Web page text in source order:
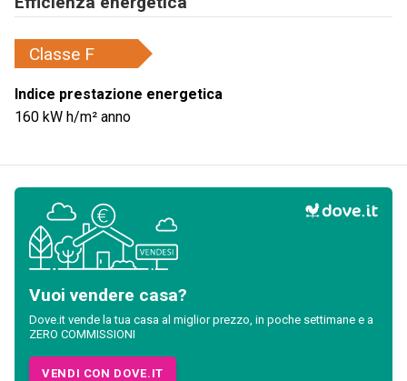
Classe F
Indice prestazione energetica
160 kW h/m² anno
Vuoi vendere casa?
Dove.it vende la tua casa al miglior prezzo, in poche settimane e a
ZERO COMMISSIONI
VENDI CON DOVE.IT